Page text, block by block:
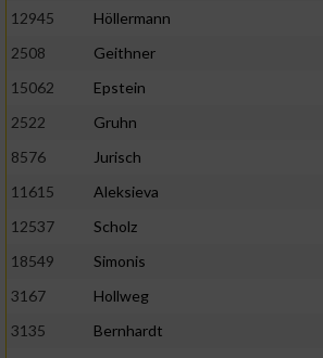
12945
Höllermann
2508
Geithner
15062
Epstein
2522
Gruhn
8576
Jurisch
11615
Aleksieva
12537
Scholz
18549
Simonis
3167
Hollweg
3135
Bernhardt